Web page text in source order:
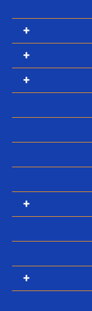
+
+
+
+
+